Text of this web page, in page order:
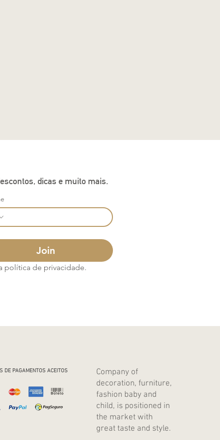
dicas e muito mais.
Join
política de privacidade.
DE PAGAMENTOS ACEITOS
Company of
decoration, furniture,
fashion baby and
child, is positioned in
the market with
great taste and style.